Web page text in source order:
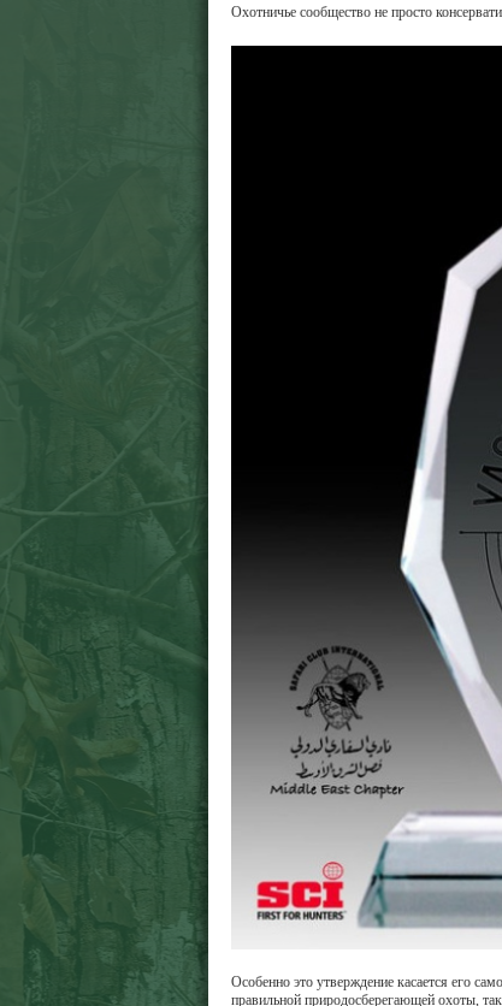
Охотничье сообщество не просто
Особенно это утверждение касается его
правильной природосберегающей охоты,